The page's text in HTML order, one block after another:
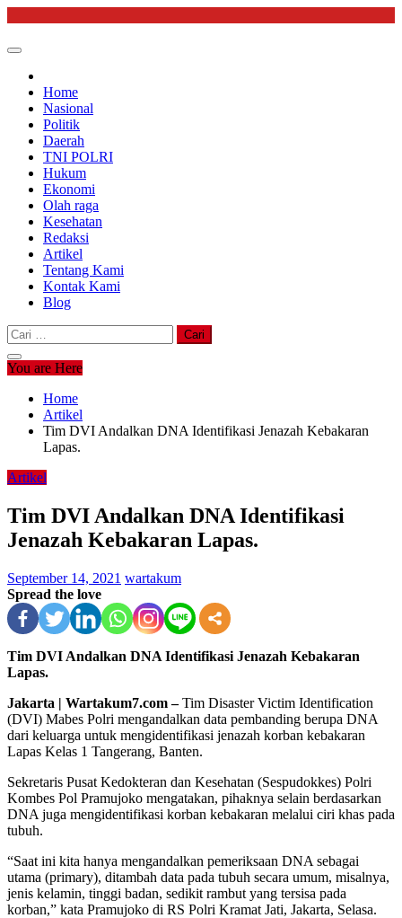
content
Home
Nasional
Politik
Daerah
TNI POLRI
Hukum
Ekonomi
Olah raga
Kesehatan
Redaksi
Artikel
Tentang Kami
Kontak Kami
Blog
Cari
untuk:
You are Here
Home
Artikel
Tim DVI Andalkan DNA Identifikasi Jenazah Kebakaran
Lapas.
Artikel
Tim DVI Andalkan DNA Identifikasi
Jenazah Kebakaran Lapas.
September 14, 2021 wartakum
Spread the love
Tim DVI Andalkan DNA Identifikasi Jenazah Kebakaran
Lapas.
Jakarta | Wartakum7.com –Tim Disaster Victim Identification
(DVI) Mabes Polri mengandalkan data pembanding berupa DNA
dari keluarga untuk mengidentifikasi jenazah korban kebakaran
Lapas Kelas 1 Tangerang, Banten.
Sekretaris Pusat Kedokteran dan Kesehatan (Sespudokkes) Polri
Kombes Pol Pramujoko mengatakan, pihaknya selain berdasarkan
DNA juga mengidentifikasi korban kebakaran melalui ciri khas pada
tubuh.
“Saat ini kita hanya mengandalkan pemeriksaan DNA sebagai
utama (primary), ditambah data pada tubuh secara umum, misalnya,
jenis kelamin, tinggi badan, sedikit rambut yang tersisa pada
korban,” kata Pramujoko di RS Polri Kramat Jati, Jakarta, Selasa.